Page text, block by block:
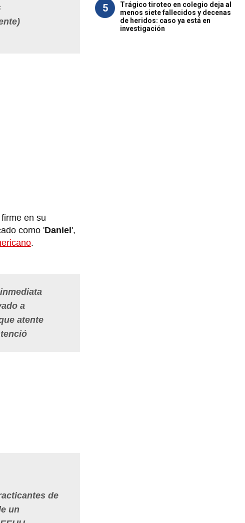
en su
como 'Daniel',
.
a
atente
de
un
5
Trágico tiroteo en colegio deja al
menos siete fallecidos y decenas
de heridos: caso ya está en
investigación